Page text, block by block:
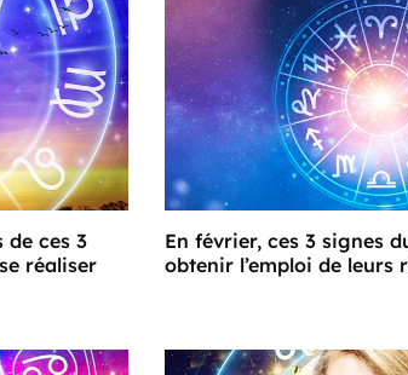
de ces 3
réaliser
En février, ces 3 signes
obtenir l’emploi de leurs